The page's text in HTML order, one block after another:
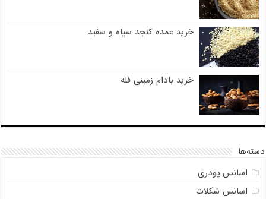
خرید عمده کنجد سیاه و سفید
خرید بادام زمینی فله
دسته‌ها
اسانس پودری
اسانس شکلات